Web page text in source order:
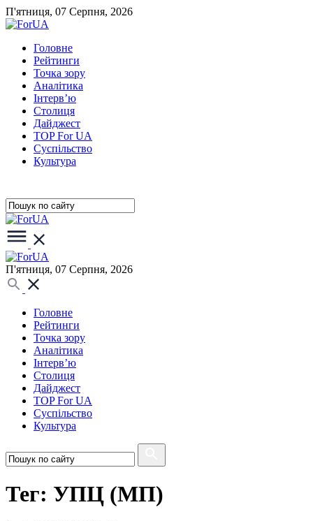
П'ятниця, 07 Серпня, 2026
Головне
Рейтинги
Точка зору
Аналітика
Інтерв’ю
Столиця
Дайджест
TOP For UA
Суспiльство
Культура
П'ятниця, 07 Серпня, 2026
Головне
Рейтинги
Точка зору
Аналітика
Інтерв’ю
Столиця
Дайджест
TOP For UA
Суспiльство
Культура
Тег: УПЦ (МП)